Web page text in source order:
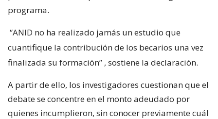
programa.
“ANID no ha realizado jamás un estudio que
cuantifique la contribución de los becarios una vez
finalizada su formación” , sostiene la declaración.
A partir de ello, los investigadores cuestionan que el
debate se concentre en el monto adeudado por
quienes incumplieron, sin conocer previamente cuál